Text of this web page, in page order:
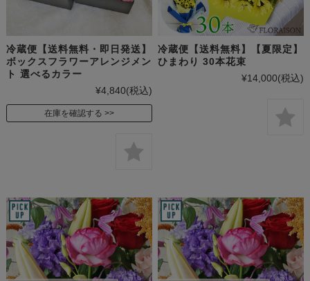
冷蔵便【送料無料・即日発送】
ボックスフラワーアレンジメン
ト 選べるカラー
¥4,840(税込)
在庫を確認する
冷蔵便【送料無料】【夏限定】
ひまわり 30本花束
¥14,000(税込)